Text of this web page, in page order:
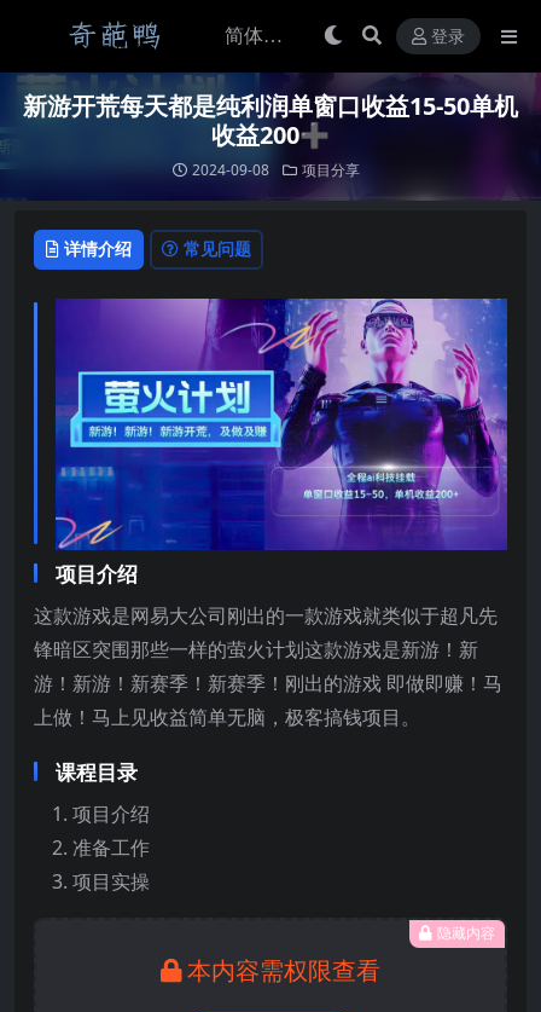
登录
新游开荒每天都是纯利润单窗口收益15-50单机
收益200➕
2024-09-08 项目分享
详情介绍 常见问题
项目介绍
这款游戏是网易大公司刚出的一款游戏就类似于超凡先
锋暗区突围那些一样的萤火计划这款游戏是新游！新
游！新游！新赛季！新赛季！刚出的游戏 即做即赚！马
上做！马上见收益简单无脑，极客搞钱项目。
课程目录
项目介绍
准备工作
项目实操
隐藏内容
本内容需权限查看